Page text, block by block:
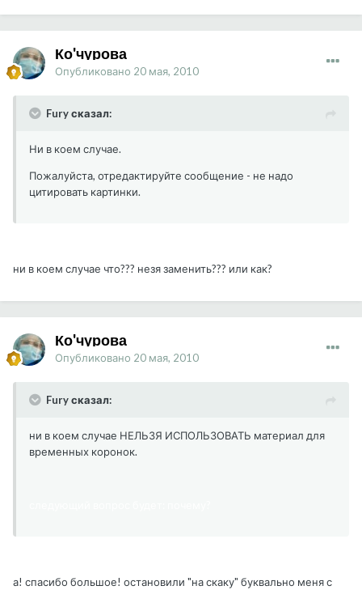
Ко'чурова
Опубликовано 20 мая, 2010
Fury сказал:
Ни в коем случае.
Пожалуйста, отредактируйте сообщение - не надо
цитировать картинки.
ни в коем случае что??? незя заменить??? или как?
Ко'чурова
Опубликовано 20 мая, 2010
Fury сказал:
ни в коем случае НЕЛЬЗЯ ИСПОЛЬЗОВАТЬ материал для
временных коронок.
а! спасибо большое! остановили "на скаку" буквально меня с